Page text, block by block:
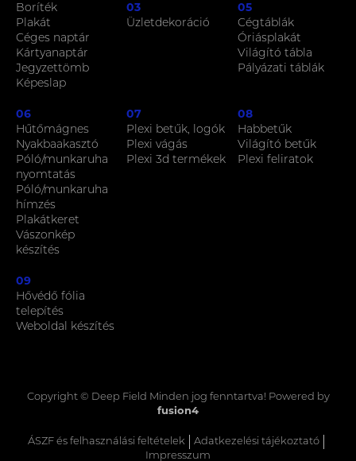
Boríték
Plakát
Céges naptár
Kártyanaptár
Jegyzettömb
Képeslap
03
Üzletdekoráció
05
Cégtáblák
Óriásplakát
Világító tábla
Pályázati táblák
06
Hűtőmágnes
Nyakbaakasztó
Póló/munkaruha
nyomtatás
Póló/munkaruha
hímzés
Plakátkeret
Vászonkép
készítés
07
Plexi betűk, logók
Plexi vágás
Plexi 3d termékek
08
Habbetűk
Világító betűk
Plexi feliratok
09
Hővédő fólia
telepítés
Weboldal készítés
Copyright © Deep Field Minden jog fenntartva! Powered by
fusion4
ÁSZF és felhasználási feltételek
Adatkezelési tájékoztató
Impresszum